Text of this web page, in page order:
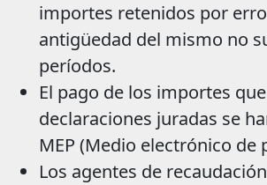
importes retenidos por
antigüedad del mismo no
períodos.
El pago de los importes
declaraciones juradas se
MEP (Medio electrónico de
Los agentes de